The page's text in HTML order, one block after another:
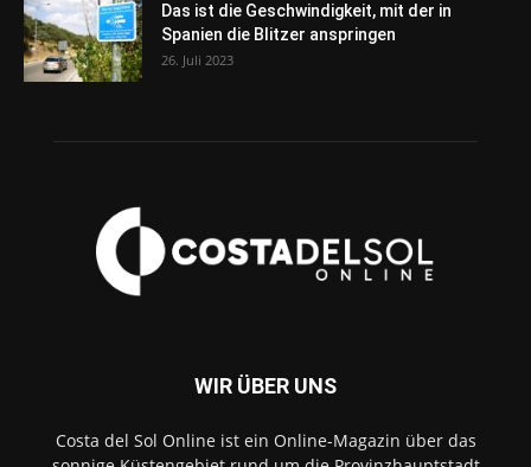
Das ist die Geschwindigkeit, mit der in
Spanien die Blitzer anspringen
26. Juli 2023
WIR ÜBER UNS
Costa del Sol Online ist ein Online-Magazin über das